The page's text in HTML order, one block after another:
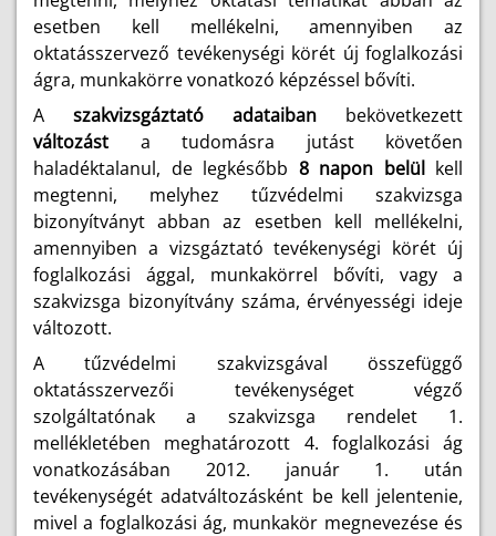
esetben kell mellékelni, amennyiben az
oktatásszervező tevékenységi körét új foglalkozási
ágra, munkakörre vonatkozó képzéssel bővíti.
A szakvizsgáztató adataiban bekövetkezett
változást a tudomásra jutást követően
haladéktalanul, de legkésőbb 8 napon belülkell
megtenni, melyhez tűzvédelmi szakvizsga
bizonyítványt abban az esetben kell mellékelni,
amennyiben a vizsgáztató tevékenységi körét új
foglalkozási ággal, munkakörrel bővíti, vagy a
szakvizsga bizonyítvány száma, érvényességi ideje
változott.
A tűzvédelmi szakvizsgával összefüggő
oktatásszervezői tevékenységet végző
szolgáltatónak a szakvizsga rendelet 1.
mellékletében meghatározott 4. foglalkozási ág
vonatkozásában 2012. január 1. után
tevékenységét adatváltozásként be kell jelentenie,
mivel a foglalkozási ág, munkakör megnevezése és